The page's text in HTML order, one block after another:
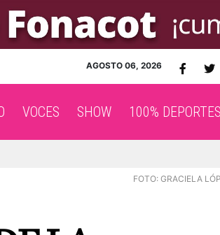
AGOSTO 06, 2026
VOCES SHOW 100% DEPORTES
FOTO: GRACIELA